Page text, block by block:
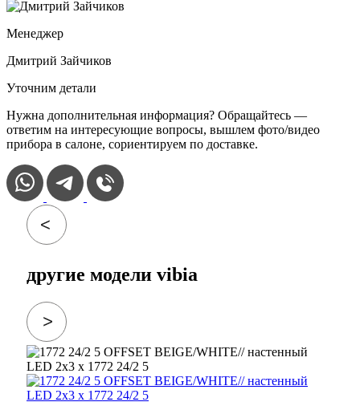
Менеджер
Дмитрий Зайчиков
Уточним детали
Нужна дополнительная информация? Обращайтесь —
ответим на интересующие вопросы, вышлем фото/видео
прибора в салоне, сориентируем по доставке.
другие модели vibia